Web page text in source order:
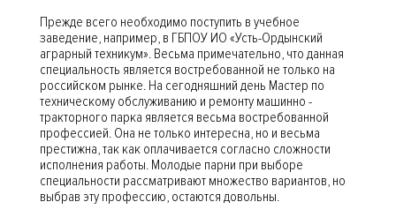
Прежде всего необходимо поступить в учебное
заведение, например, в ГБПОУ ИО «Усть-Ордынский
аграрный техникум». Весьма примечательно, что данная
специальность является востребованной не только на
российском рынке. На сегодняшний день Мастер по
техническому обслуживанию и ремонту машинно -
тракторного парка является весьма востребованной
профессией. Она не только интересна, но и весьма
престижна, так как оплачивается согласно сложности
исполнения работы. Молодые парни при выборе
специальности рассматривают множество вариантов, но
выбрав эту профессию, остаются довольны.